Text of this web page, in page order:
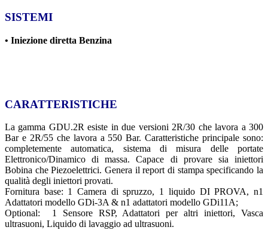
SISTEMI
• Iniezione diretta Benzina
CARATTERISTICHE
La gamma GDU.2R esiste in due versioni 2R/30 che lavora a 300
Bar e 2R/55 che lavora a 550 Bar. Caratteristiche principale sono:
completemente automatica, sistema di misura delle portate
Elettronico/Dinamico di massa. Capace di provare sia iniettori
Bobina che Piezoelettrici. Genera il report di stampa specificando la
qualità degli iniettori provati.
Fornitura base: 1 Camera di spruzzo, 1 liquido DI PROVA, n1
Adattatori modello GDi-3A & n1 adattatori modello GDi11A;
Optional: 1 Sensore RSP, Adattatori per altri iniettori, Vasca
ultrasuoni, Liquido di lavaggio ad ultrasuoni.